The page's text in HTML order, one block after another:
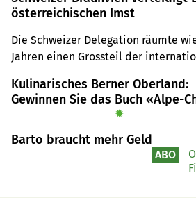
österreichischen Imst
Die Schweizer Delegation räumte
Jahren einen Grossteil der
Europameisterin wurde Felder’s BS
Matthias und Fränzi Süess aus Andwil
Schweizer Züchter. Als Krönung
Nationencups in die Schweiz zurück.
Kulinarisches Berner Oberland:
Gewinnen Sie das Buch «Alpe-
✹
Barto braucht mehr Geld
ABO